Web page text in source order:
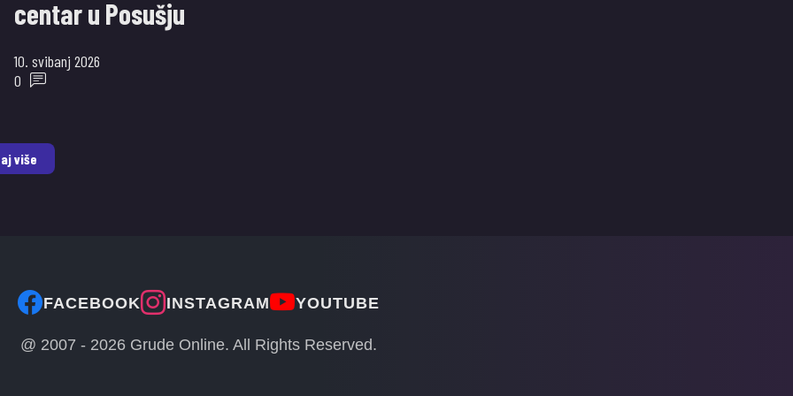
centar u Posušju
10. svibanj 2026
0
više
FACEBOOK INSTAGRAM YOUTUBE
@ 2007 - 2026Grude Online. All Rights Reserved.